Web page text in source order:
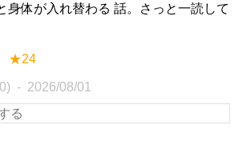
身体が入れ替わる 話。さっと一読して
★24
2026/08/01